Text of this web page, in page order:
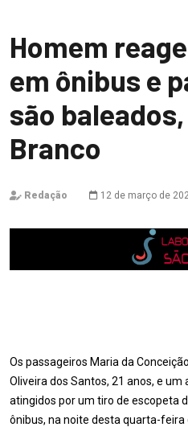
Homem
em ônibus e
são
Branco
Redação 12 de março de
Os passageiros Maria da
Oliveira dos Santos, 21 anos, e
atingidos por um tiro de escopeta
ônibus, na noite desta quarta-